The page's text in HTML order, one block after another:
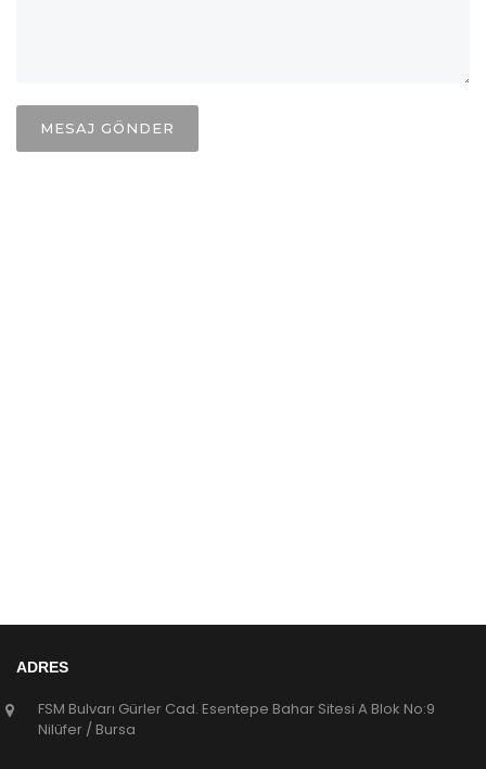
MESAJ GÖNDER
ADRES
FSM Bulvarı Gürler Cad. Esentepe Bahar Sitesi A Blok No:9
Nilüfer / Bursa